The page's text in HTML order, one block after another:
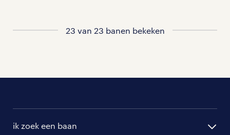
23 van 23 banen bekeken
ik zoek een baan